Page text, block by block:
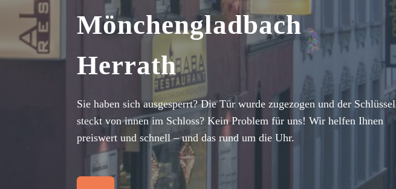
Mönchengladbach
Herrath
Sie haben sich ausgesperrt? Die Tür wurde zugezogen und der Schlüssel
steckt von innen im Schloss? Kein Problem für uns! Wir helfen Ihnen
preiswert und schnell – und das rund um die Uhr.